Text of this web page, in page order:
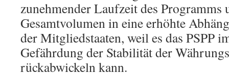
zunehmender Laufzeit des Programms
Gesamtvolumen in eine erhöhte
der Mitgliedstaaten, weil es das PSPP
Gefährdung der Stabilität der
rückabwickeln kann.